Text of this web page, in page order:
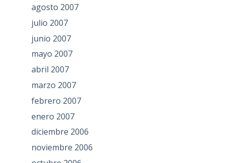
agosto 2007
julio 2007
junio 2007
mayo 2007
abril 2007
marzo 2007
febrero 2007
enero 2007
diciembre 2006
noviembre 2006